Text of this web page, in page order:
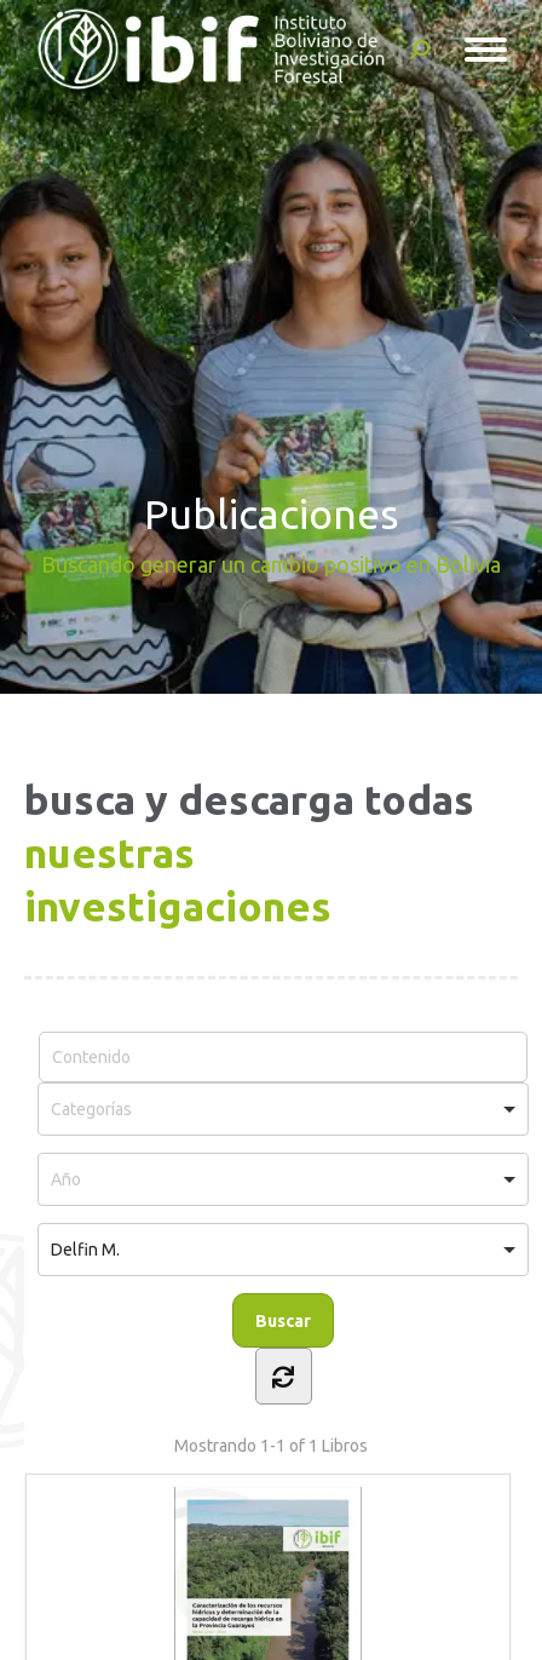
Buscar:
Publicaciones
Buscando generar un cambio positivo en Bolivia
busca y descarga todas
nuestras
investigaciones
Delfin M.
Mostrando 1-1 of 1 Libros